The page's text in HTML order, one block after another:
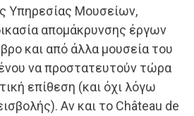
Υπηρεσίας Μουσείων,
απομάκρυνσης έργων
και από άλλα μουσεία του
να προστατευτούν τώρα
επίθεση (και όχι λόγω
Αν και το Château de